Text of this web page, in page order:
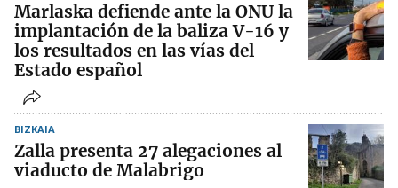
Marlaska defiende ante la ONU la
implantación de la baliza V-16 y
los resultados en las vías del
Estado español
BIZKAIA
Zalla presenta 27 alegaciones al
viaducto de Malabrigo